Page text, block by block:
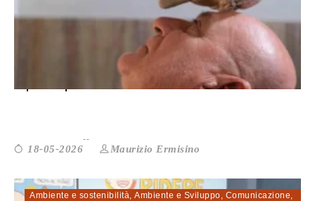
Il principe della follia: il Teatro P...
18-05-2026 Maurizio Ermisino
Ambiente e sostenibilità, Ambiente e Sviluppo, Comunicazione,